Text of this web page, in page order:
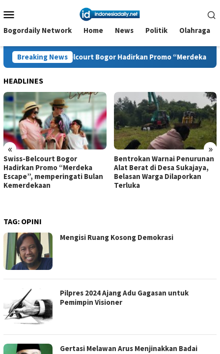
ke
kontenMobile
Bogordaily Network Home News Politik Olahraga
Breaking News
Bogor Hadirkan Promo “Merdeka Escape”,
HEADLINES
« »
Swiss-Belcourt Bogor
Hadirkan Promo “Merdeka
Escape”, memperingati Bulan
Kemerdekaan
Bentrokan Warnai Penurunan
Alat Berat di Desa Sukajaya,
Belasan Warga Dilaporkan
Terluka
TAG: OPINI
Mengisi Ruang Kosong Demokrasi
Pilpres 2024 Ajang Adu Gagasan untuk
Pemimpin Visioner
Gertasi Melawan Arus Menjinakkan Badai